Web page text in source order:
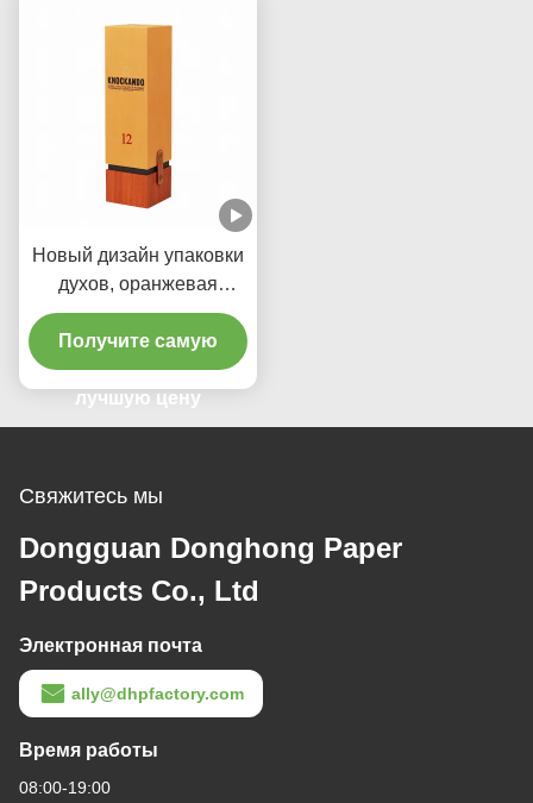
Новый дизайн упаковки
духов, оранжевая
верхняя и нижняя
коробка с ручкой из
полиуретана,
индивидуальный
логотип
Получите самую
лучшую цену
Свяжитесь мы
Dongguan Donghong Paper
Products Co., Ltd
Электронная почта
ally@dhpfactory.com
Время работы
08:00-19:00